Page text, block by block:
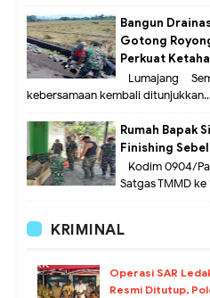
Bangun
Gotong
Perkuat
Lumajang –
kebersamaan kembali
Rumah Bapak
Finishing
Kodim 0904/
Satgas TMMD
KRIMINAL
Operasi SAR
Resmi Ditutup,